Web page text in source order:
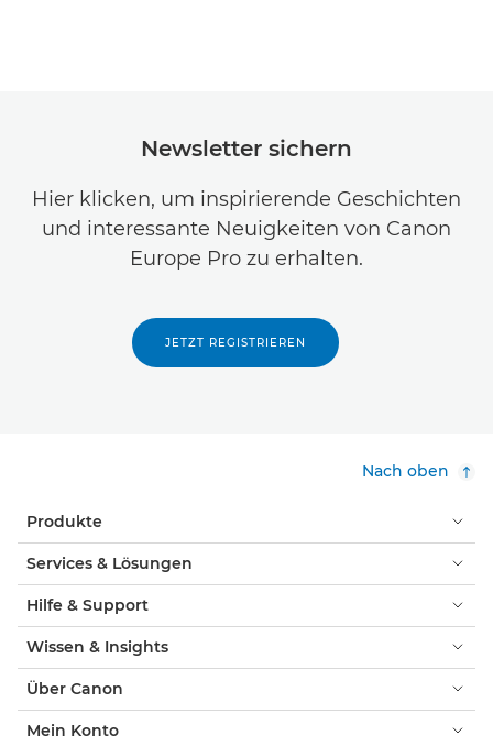
Newsletter sichern
Hier klicken, um inspirierende Geschichten
und interessante Neuigkeiten von Canon
Europe Pro zu erhalten.
JETZT REGISTRIEREN
Nach oben
Produkte
Services & Lösungen
Hilfe & Support
Wissen & Insights
Über Canon
Mein Konto